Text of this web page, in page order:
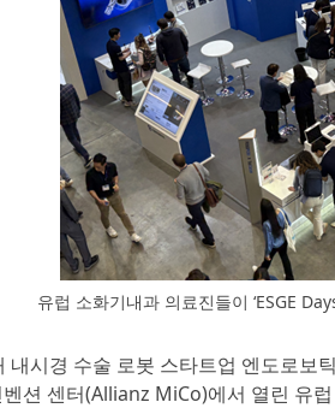
유럽 소화기내과 의료진들이 ‘ESGE
내시경 수술 로봇 스타트업 엔도로보
션 센터(Allianz MiCo)에서 열린 유